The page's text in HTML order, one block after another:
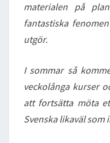
materialen på
fantastiska
utgör.
I sommar så
veckolånga kurser
att fortsätta möta
Svenska likaväl